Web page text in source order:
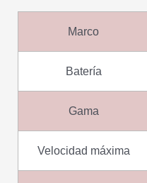
Marco
Batería
Gama
Velocidad máxima